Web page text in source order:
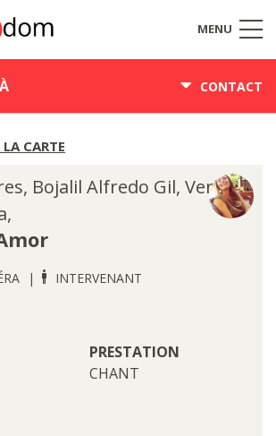
MENU
CONTACT
CARTE
Bojalil Alfredo Gil, Vera
INTERVENANT
PRESTATION
CHANT